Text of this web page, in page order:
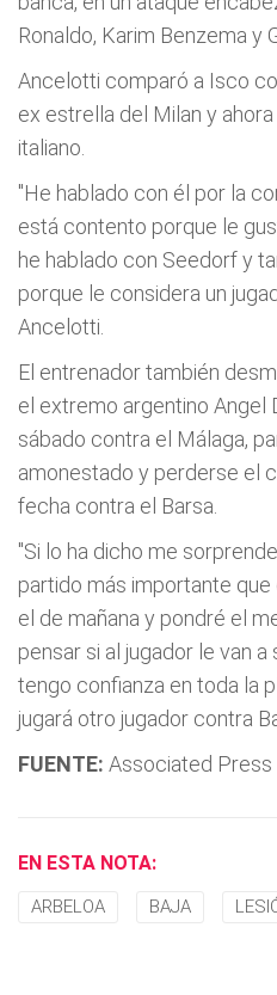
Ronaldo, Karim Benzema y
Ancelotti comparó a Isco
ex estrella del Milan y
italiano.
"He hablado con él por la
está contento porque le
he hablado con Seedorf y
porque le considera un
Ancelotti.
El entrenador también
el extremo argentino Angel
sábado contra el Málaga,
amonestado y perderse el
fecha contra el Barsa.
"Si lo ha dicho me
partido más importante
el de mañana y pondré el
pensar si al jugador le van
tengo confianza en toda la
jugará otro jugador contra
FUENTE: Associated Press
EN ESTA NOTA:
ARBELOA BAJA